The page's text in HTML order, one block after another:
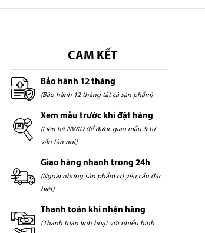
CAM KẾT
Bảo hành 12 tháng
(Bảo hành 12 tháng tất cả sản phẩm)
Xem mẫu trước khi đặt hàng
(Liên hệ NVKD để được giao mẫu & tư
vấn tận nơi)
Giao hàng nhanh trong 24h
(Ngoài những sản phẩm có yêu cầu đặc
biệt)
Thanh toán khi nhận hàng
(Thanh toán linh hoạt với nhiều hình